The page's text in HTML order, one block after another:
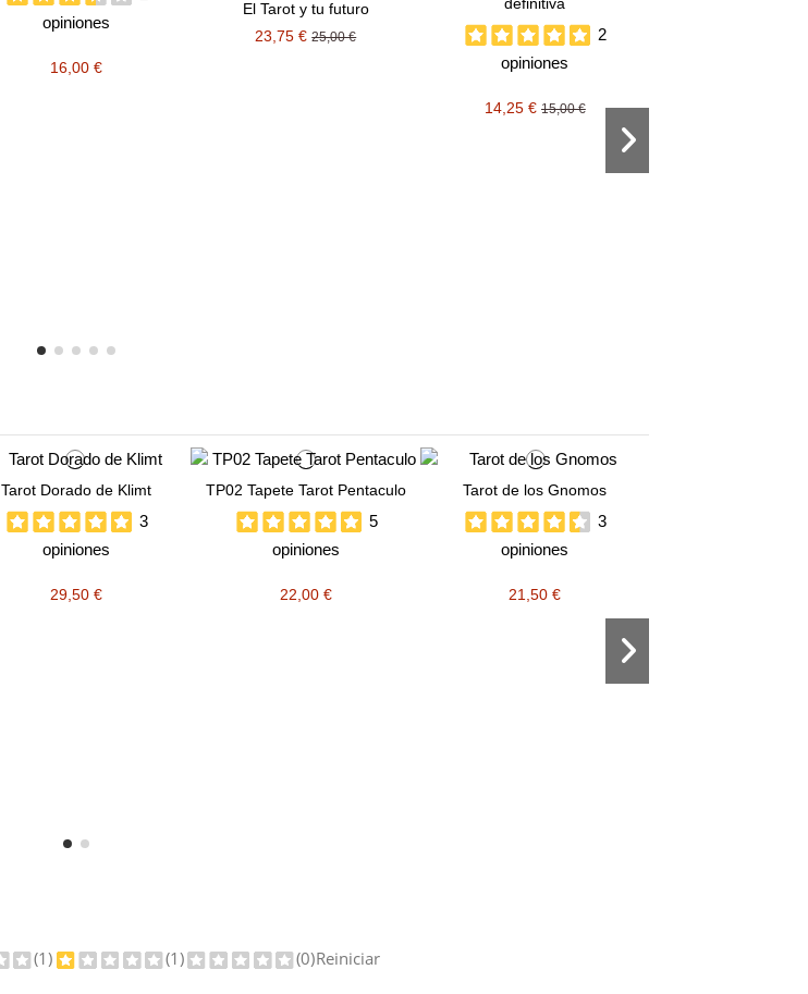
opiniones
16,00 €
El Tarot y tu futuro
23,75 €25,00 €
2
opiniones
14,25 € 15,00 €
Tarot Dorado de Klimt
3
opiniones
29,50 €
TP02 Tapete Tarot Pentaculo
5
opiniones
22,00 €
Tarot de los Gnomos
3
opiniones
21,50 €
(1) (1) (0)Reiniciar